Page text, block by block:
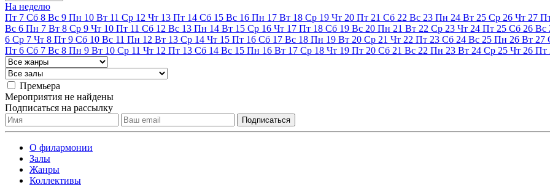
На неделю
Пт 7 Сб 8 Вс 9 Пн 10 Вт 11 Ср 12 Чт 13 Пт 14 Сб 15 Вс 16 Пн 17 Вт 18 Ср 19 Чт 20 Пт 21 Сб 22 Вс 23 Пн 24 Вт 25 Ср 26 Чт 27
Вс 6 Пн 7 Вт 8 Ср 9 Чт 10 Пт 11 Сб 12 Вс 13 Пн 14 Вт 15 Ср 16 Чт 17 Пт 18 Сб 19 Вс 20 Пн 21 Вт 22 Ср 23 Чт 24 Пт 25 Сб 26 Вс
6 Ср 7 Чт 8 Пт 9 Сб 10 Вс 11 Пн 12 Вт 13 Ср 14 Чт 15 Пт 16 Сб 17 Вс 18 Пн 19 Вт 20 Ср 21 Чт 22 Пт 23 Сб 24 Вс 25 Пн 26 Вт 27
Пт 6 Сб 7 Вс 8 Пн 9 Вт 10 Ср 11 Чт 12 Пт 13 Сб 14 Вс 15 Пн 16 Вт 17 Ср 18 Чт 19 Пт 20 Сб 21 Вс 22 Пн 23 Вт 24 Ср 25 Чт 26 Пт
Премьера
Мероприятия не найдены
Подписаться на рассылку
О филармонии
Залы
Жанры
Коллективы